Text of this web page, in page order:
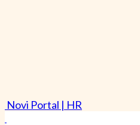
Novi Portal | HR